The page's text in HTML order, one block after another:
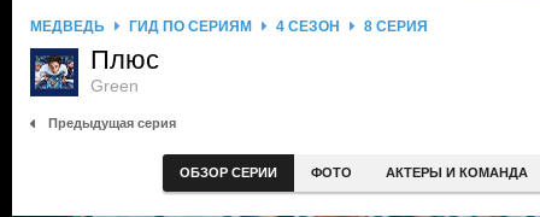
МЕДВЕДЬ ГИД ПО СЕРИЯМ 4 СЕЗОН 8 СЕРИЯ
Плюс
Green
Предыдущая серия
ОБЗОР СЕРИИ ФОТО АКТЕРЫ И КОМАНДА